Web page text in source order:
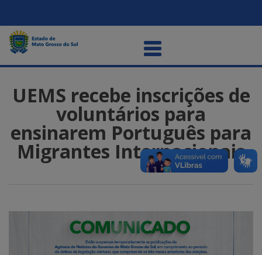
UEMS recebe inscrições de
voluntários para
ensinarem Português para
Migrantes Internacionais